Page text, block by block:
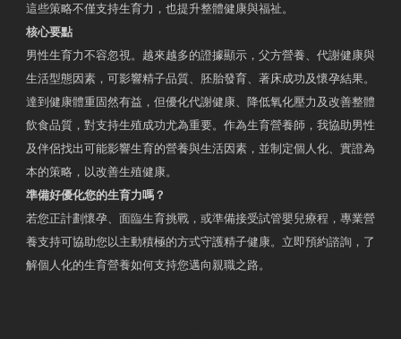
這些策略不僅支持生育力，也提升整體健康與福祉。
核心要點
男性生育力不容忽視。越來越多的證據顯示，父方營養、代謝健康與
生活型態因素，可影響精子品質、胚胎發育、著床成功及懷孕結果。
達到健康體重固然有益，但優化代謝健康、降低氧化壓力及改善整體
飲食品質，對支持生殖成功尤為重要。作為生育營養師，我協助男性
及伴侶找出可能影響生育的營養與生活因素，並制定個人化、實證為
本的策略，以改善生殖健康。
準備好優化您的生育力嗎？
若您正計劃懷孕、面臨生育挑戰，或準備接受試管嬰兒療程，專業營
養支持可協助您以主動積極的方式守護精子健康。立即預約諮詢，了
解個人化的生育營養如何支持您邁向親職之路。